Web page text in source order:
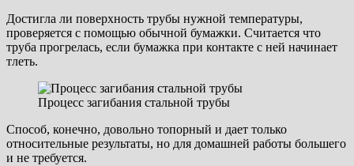
Достигла ли поверхность трубы нужной температуры,
проверяется с помощью обычной бумажки. Считается что
труба прогрелась, если бумажка при контакте с ней начинает
тлеть.
Процесс загибания стальной трубы
Способ, конечно, довольно топорный и дает только
относительные результаты, но для домашней работы большего
и не требуется.